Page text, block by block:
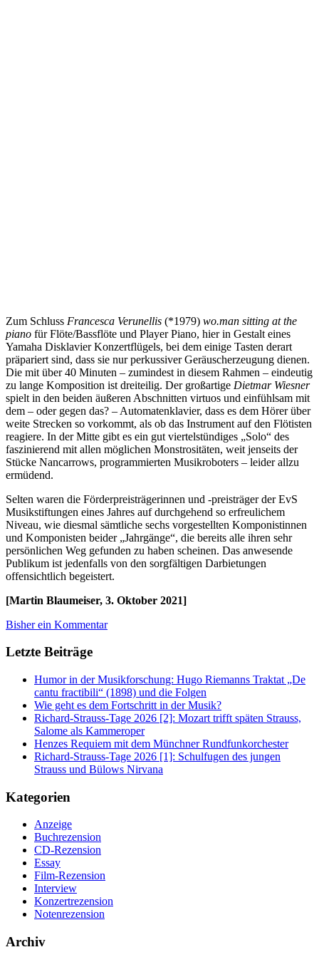
Zum Schluss Francesca Verunellis (*1979) wo.man sitting at the
piano für Flöte/Bassflöte und Player Piano, hier in Gestalt eines
Yamaha Disklavier Konzertflügels, bei dem einige Tasten derart
präpariert sind, dass sie nur perkussiver Geräuscherzeugung dienen.
Die mit über 40 Minuten – zumindest in diesem Rahmen – eindeutig
zu lange Komposition ist dreiteilig. Der großartige Dietmar Wiesner
spielt in den beiden äußeren Abschnitten virtuos und einfühlsam mit
dem – oder gegen das? – Automatenklavier, dass es dem Hörer über
weite Strecken so vorkommt, als ob das Instrument auf den Flötisten
reagiere. In der Mitte gibt es ein gut viertelstündiges „Solo“ des
faszinierend mit allen möglichen Monstrositäten, weit jenseits der
Stücke Nancarrows, programmierten Musikroboters – leider allzu
ermüdend.
Selten waren die Förderpreisträgerinnen und -preisträger der EvS
Musikstiftungen eines Jahres auf durchgehend so erfreulichem
Niveau, wie diesmal sämtliche sechs vorgestellten Komponistinnen
und Komponisten beider „Jahrgänge“, die bereits alle ihren sehr
persönlichen Weg gefunden zu haben scheinen. Das anwesende
Publikum ist jedenfalls von den sorgfältigen Darbietungen
offensichtlich begeistert.
[Martin Blaumeiser, 3. Oktober 2021]
Bisher ein Kommentar
Letzte Beiträge
Humor in der Musikforschung: Hugo Riemanns Traktat „De
cantu fractibili“ (1898) und die Folgen
Wie geht es dem Fortschritt in der Musik?
Richard-Strauss-Tage 2026 [2]: Mozart trifft späten Strauss,
Salome als Kammeroper
Henzes Requiem mit dem Münchner Rundfunkorchester
Richard-Strauss-Tage 2026 [1]: Schulfugen des jungen
Strauss und Bülows Nirvana
Kategorien
Anzeige
Buchrezension
CD-Rezension
Essay
Film-Rezension
Interview
Konzertrezension
Notenrezension
Archiv